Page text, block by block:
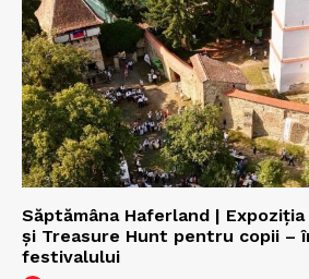
Săptămâna Haferland |
şi Treasure Hunt pentru copii –
festivalului